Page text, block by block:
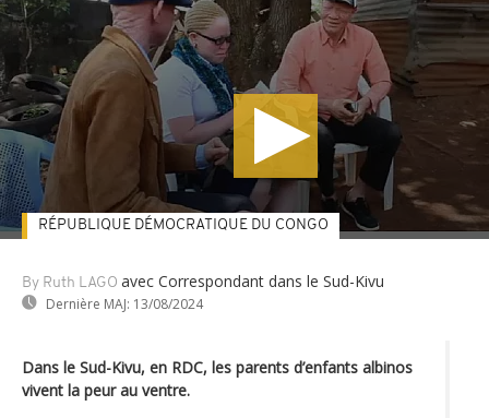
By Ruth LAGO avec Correspondant dans le Sud-Kivu
Dernière MAJ: 13/08/2024
RÉPUBLIQUE DÉMOCRATIQUE DU CONGO
Dans le Sud-Kivu, en RDC, les parents d’enfants albinos
vivent la peur au ventre.